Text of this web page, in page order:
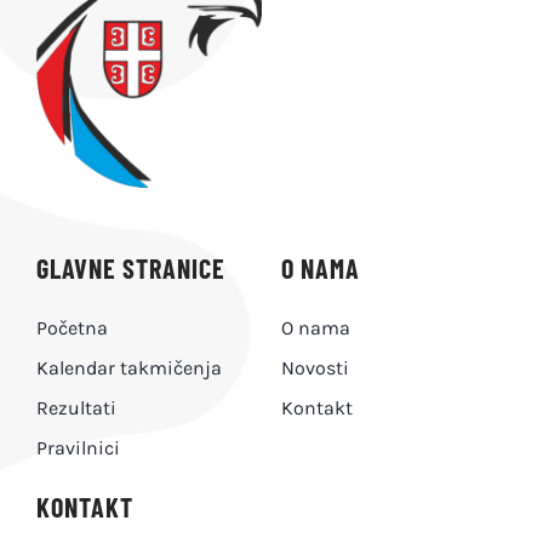
PRAVILNICI
O NAMA
KONTAKT
GLAVNE STRANICE
Početna
Kalendar takmičenja
Rezultati
Pravilnici
O NAMA
O nama
Novosti
Kontakt
KONTAKT